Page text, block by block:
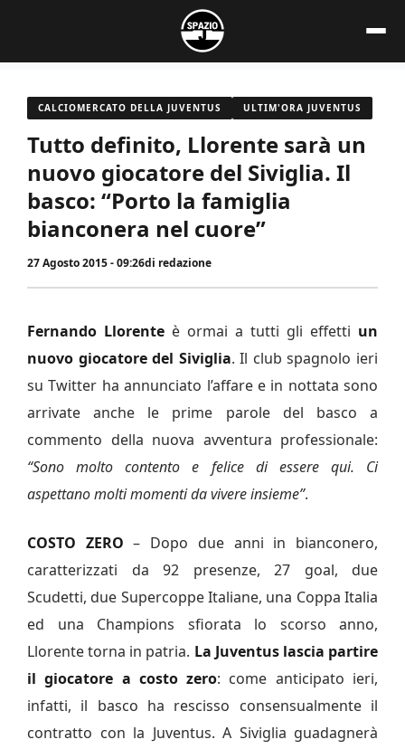
contenuto
CALCIOMERCATO DELLA JUVENTUS ULTIM'ORA JUVENTUS
Tutto definito, Llorente sarà un
nuovo giocatore del Siviglia. Il
basco: “Porto la famiglia
bianconera nel cuore”
27 Agosto 2015 - 09:26di redazione
Fernando Llorente è ormai a tutti gli effetti un
nuovo giocatore del Siviglia. Il club spagnolo ieri
su Twitter ha annunciato l’affare e in nottata sono
arrivate anche le prime parole del basco a
commento della nuova avventura professionale:
“Sono molto contento e felice di essere qui. Ci
aspettano molti momenti da vivere insieme”.
COSTO ZERO – Dopo due anni in bianconero,
caratterizzati da 92 presenze, 27 goal, due
Scudetti, due Supercoppe Italiane, una Coppa Italia
ed una Champions sfiorata lo scorso anno,
Llorente torna in patria. La Juventus lascia partire
il giocatore a costo zero: come anticipato ieri,
infatti, il basco ha rescisso consensualmente il
contratto con la Juventus. A Siviglia guadagnerà